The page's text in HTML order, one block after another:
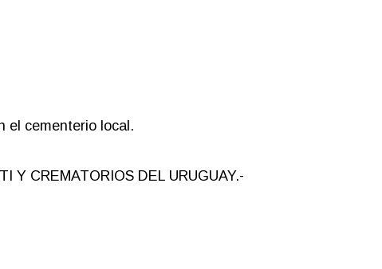
el cementerio local.
Y CREMATORIOS DEL URUGUAY.-